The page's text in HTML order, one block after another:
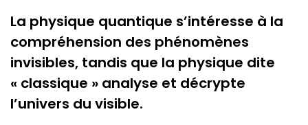
La physique quantique s’intéresse à la
compréhension des phénomènes
invisibles, tandis que la physique dite
« classique » analyse et décrypte
l’univers du visible.